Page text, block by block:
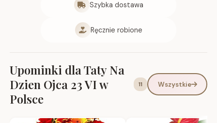
Szybka dostawa
Ręcznie robione
Upominki dla Taty Na
Dzien Ojca 23 VI w
Polsce
11 Wszystkie